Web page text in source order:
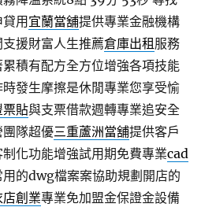
用 宜蘭當舖提供專業金融機構
援財富人生推薦倉庫出租 服務
積有配方全方位增強各項技能
發生摩擦是休閒專業您享受愉
票貼與支票借款週轉專業追安全
隊超優三重蘆洲當舖提供客戶
化功能增強試用期免費專業cad
的dwg檔案案協助規劃開店的
店創業專業免加盟金保證金設備